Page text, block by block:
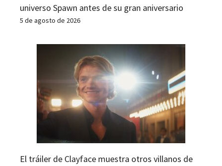
universo Spawn antes de su gran aniversario
5 de agosto de 2026
El tráiler de Clayface muestra otros villanos de